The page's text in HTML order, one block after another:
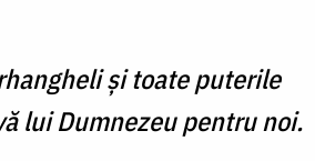
şi toate puterile
lui Dumnezeu pentru noi.